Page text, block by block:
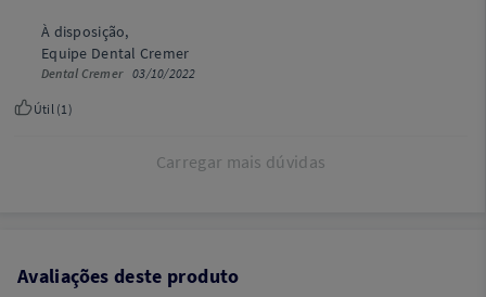
À disposição,
Equipe Dental Cremer
Dental Cremer03/10/2022
Útil (1)
Carregar mais dúvidas
Avaliações deste produto